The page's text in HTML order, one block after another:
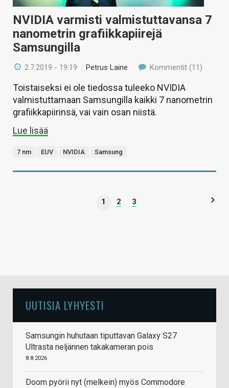
NVIDIA varmisti valmistuttavansa 7
nanometrin grafiikkapiirejä
Samsungilla
2.7.2019 - 19:19 /Petrus Laine Kommentit (11)
Toistaiseksi ei ole tiedossa tuleeko NVIDIA
valmistuttamaan Samsungilla kaikki 7 nanometrin
grafiikkapiirinsä, vai vain osan niistä.
Lue lisää
7 nm EUV NVIDIA Samsung
1 2 3
UUTISIA LYHYESTI
Samsungin huhutaan tiputtavan Galaxy S27
Ultrasta neljännen takakameran pois
8.8.2026
Doom pyörii nyt (melkein) myös Commodore